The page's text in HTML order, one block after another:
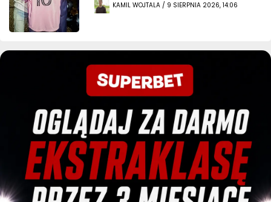
KAMIL WOJTALA / 9 SIERPNIA 2026, 14:06